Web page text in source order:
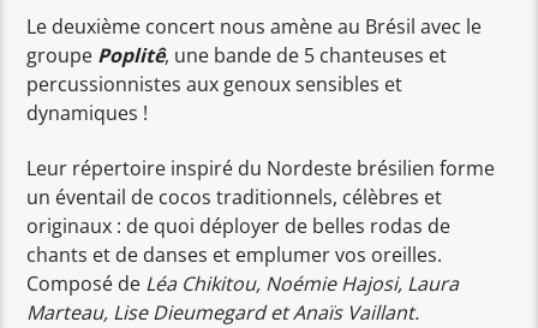
Le deuxième concert nous amène au Brésil avec le
groupe Poplitê, une bande de 5 chanteuses et
percussionnistes aux genoux sensibles et
dynamiques !
Leur répertoire inspiré du Nordeste brésilien forme
un éventail de cocos traditionnels, célèbres et
originaux : de quoi déployer de belles rodas de
chants et de danses et emplumer vos oreilles.
Composé de Léa Chikitou, Noémie Hajosi, Laura
Marteau, Lise Dieumegard et Anaïs Vaillant.